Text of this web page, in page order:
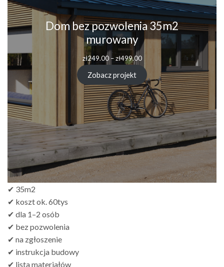
Dom bez pozwolenia 35m2
murowany
zł249.00 – zł499.00Zakres
od
zł249.00
do
zł499.00
Zobacz projekt
✔ 35m2
✔ koszt ok. 60tys
✔ dla 1–2 osób
✔ bez pozwolenia
✔ na zgłoszenie
✔ instrukcja budowy
✔ lista materiałów